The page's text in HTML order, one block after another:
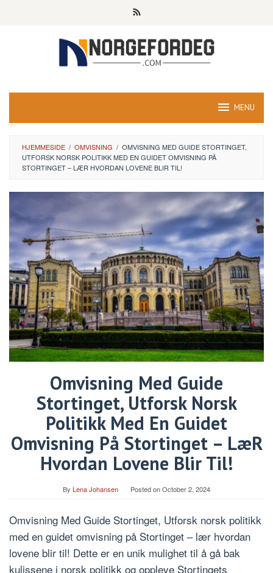
MENU
HJEMMESIDE / OMVISNING / OMVISNING MED GUIDE STORTINGET,
UTFORSK NORSK POLITIKK MED EN GUIDET OMVISNING PÅ
STORTINGET – LÆR HVORDAN LOVENE BLIR TIL!
Omvisning Med Guide
Stortinget, Utforsk Norsk
Politikk Med En Guidet
Omvisning På Stortinget – LæR
Hvordan Lovene Blir Til!
By Lena Johansen Posted onOctober 2, 2024
Omvisning Med Guide Stortinget, Utforsk norsk politikk
med en guidet omvisning på Stortinget – lær hvordan
lovene blir til! Dette er en unik mulighet til å gå bak
kulissene i norsk politikk og oppleve Stortingets